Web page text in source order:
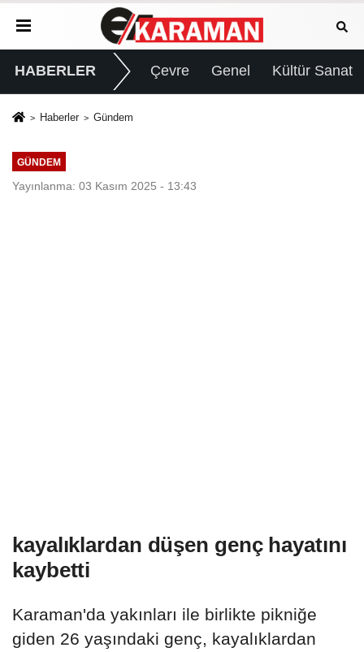
HABERLER Çevre Genel Kültür Sanat
Haberler Gündem
GÜNDEM
Yayınlanma: 03 Kasım 2025 - 13:43
kayalıklardan düşen genç hayatını
kaybetti
Karaman'da yakınları ile birlikte pikniğe
giden 26 yaşındaki genç, kayalıklardan